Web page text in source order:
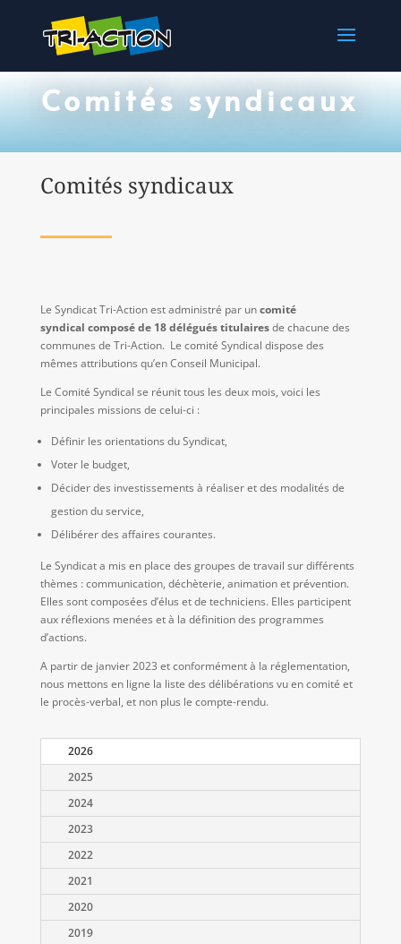
Comités syndicaux
Comités syndicaux
Le Syndicat Tri-Action est administré par uncomité
syndical composé de 18 délégués titulairesde chacune des
communes de Tri-Action. Le comité Syndical dispose des
mêmes attributions qu’en Conseil Municipal.
Le Comité Syndical se réunit tous les deux mois, voici les
principales missions de celui-ci :
Définir les orientations du Syndicat,
Voter le budget,
Décider des investissements à réaliser et des modalités de
gestion du service,
Délibérer des affaires courantes.
Le Syndicat a mis en place des groupes de travail sur différents
thèmes : communication, déchèterie, animation et prévention.
Elles sont composées d’élus et de techniciens. Elles participent
aux réflexions menées et à la définition des programmes
d’actions.
A partir de janvier 2023 et conformément à la réglementation,
nous mettons en ligne la liste des délibérations vu en comité et
le procès-verbal, et non plus le compte-rendu.
2026
2025
2024
2023
2022
2021
2020
2019